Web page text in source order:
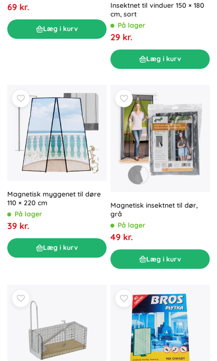
69 kr.
Læg i kurv
Insektnet til vinduer 150 × 180
cm, sort
På lager
29 kr.
Læg i kurv
Magnetisk myggenet til døre
110 × 220 cm
På lager
39 kr.
Læg i kurv
Magnetisk insektnet til dør,
grå
På lager
49 kr.
Læg i kurv